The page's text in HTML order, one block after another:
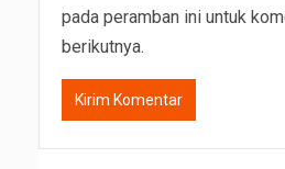
pada peramban ini untuk
berikutnya.